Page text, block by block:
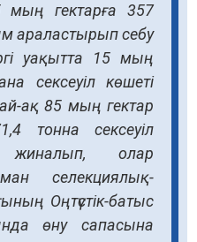
мың гектарға 357
араластырып себу
уақытта 15 мың
сексеуіл көшеті
ақ 85 мың гектар
тонна сексеуіл
олар
селекциялық-
Оңтүстік-батыс
өну сапасына